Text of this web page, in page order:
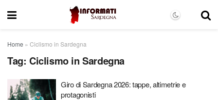
Home » Ciclismo in Sardegna
Tag: Ciclismo in Sardegna
Giro di Sardegna 2026: tappe, altimetrie e
protagonisti